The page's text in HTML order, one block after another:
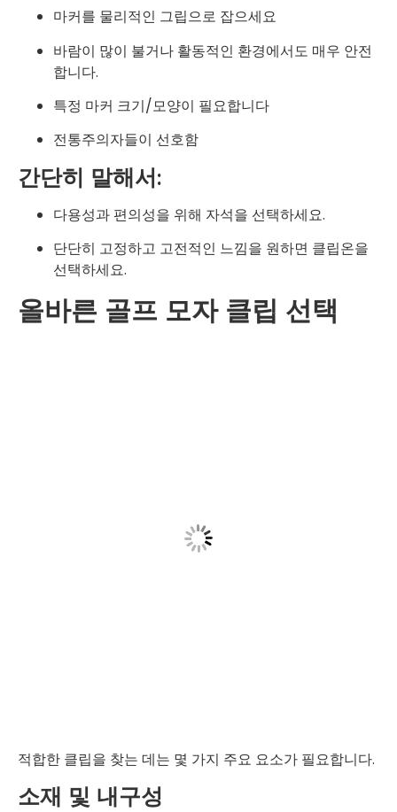
마커를 물리적인 그립으로 잡으세요
바람이 많이 불거나 활동적인 환경에서도 매우 안전
합니다.
특정 마커 크기/모양이 필요합니다
전통주의자들이 선호함
간단히 말해서:
다용성과 편의성을 위해 자석을 선택하세요.
단단히 고정하고 고전적인 느낌을 원하면 클립온을
선택하세요.
올바른 골프 모자 클립 선택
적합한 클립을 찾는 데는 몇 가지 주요 요소가 필요합니다.
소재 및 내구성